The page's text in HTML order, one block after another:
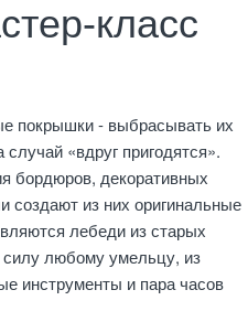
класс
покрышки - выбрасывать их
«вдруг пригодятся».
бордюров, декоративных
создают из них оригинальные
лебеди из старых
любому умельцу, из
инструменты и пара часов